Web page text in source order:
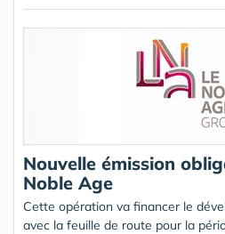
Nouvelle émission
Noble Age
Cette opération va financer le
avec la feuille de route pour la